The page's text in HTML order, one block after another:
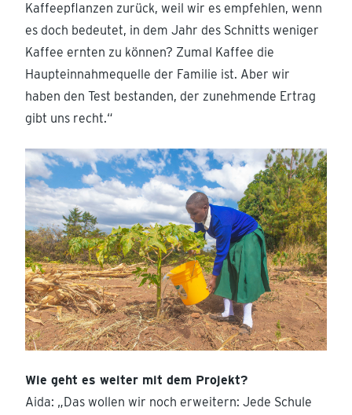
Kaffeepflanzen zurück, weil wir es empfehlen, wenn
es doch bedeutet, in dem Jahr des Schnitts weniger
Kaffee ernten zu können? Zumal Kaffee die
Haupteinnahmequelle der Familie ist. Aber wir
haben den Test bestanden, der zunehmende Ertrag
gibt uns recht.“
Wie geht es weiter mit dem Projekt?
Aida: „Das wollen wir noch erweitern: Jede Schule